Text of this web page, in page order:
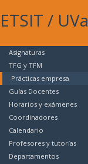
ETSIT / UVa
Asignaturas
TFG y TFM
Prácticas empresa
Guías Docentes
Horarios y exámenes
Coordinadores
Calendario
Profesores y tutorías
Departamentos